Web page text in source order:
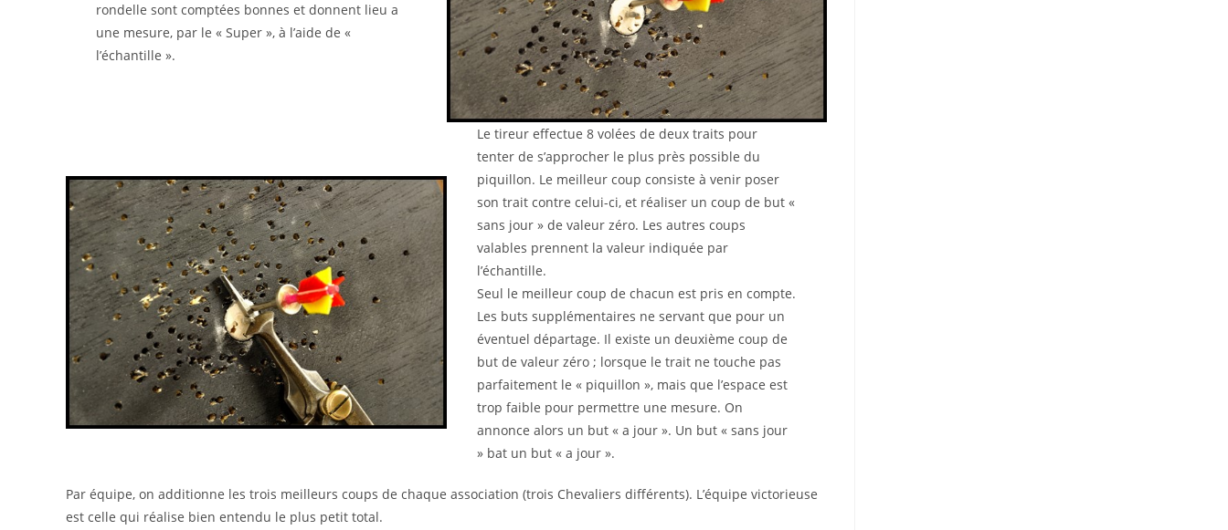
rondelle sont comptées bonnes et donnent lieu a
une mesure, par le « Super », à l’aide de «
l’échantille ».
Le tireur effectue 8 volées de deux traits pour
tenter de s’approcher le plus près possible du
piquillon. Le meilleur coup consiste à venir poser
son trait contre celui-ci, et réaliser un coup de but «
sans jour » de valeur zéro. Les autres coups
valables prennent la valeur indiquée par
l’échantille.
Seul le meilleur coup de chacun est pris en compte.
Les buts supplémentaires ne servant que pour un
éventuel départage. Il existe un deuxième coup de
but de valeur zéro ; lorsque le trait ne touche pas
parfaitement le « piquillon », mais que l’espace est
trop faible pour permettre une mesure. On
annonce alors un but « a jour ». Un but « sans jour
» bat un but « a jour ».
Par équipe, on additionne les trois meilleurs coups de chaque association (trois Chevaliers différents). L’équipe victorieuse
est celle qui réalise bien entendu le plus petit total.